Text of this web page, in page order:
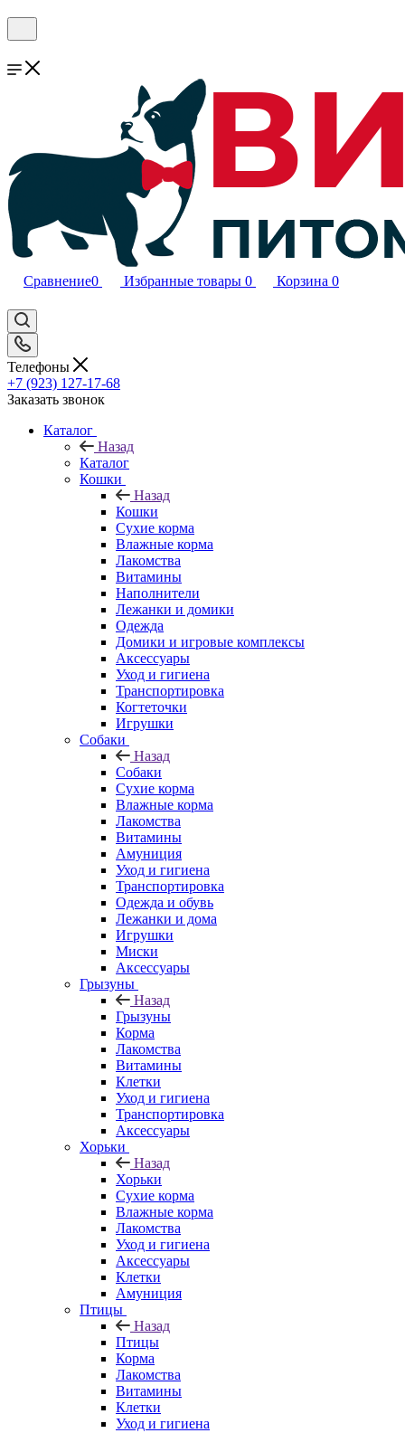
Сравнение0 Избранные товары 0 Корзина 0
Телефоны
+7 (923) 127-17-68
Заказать звонок
Каталог
Назад
Каталог
Кошки
Назад
Кошки
Сухие корма
Влажные корма
Лакомства
Витамины
Наполнители
Лежанки и домики
Одежда
Домики и игровые комплексы
Аксессуары
Уход и гигиена
Транспортировка
Когтеточки
Игрушки
Собаки
Назад
Собаки
Сухие корма
Влажные корма
Лакомства
Витамины
Амуниция
Уход и гигиена
Транспортировка
Одежда и обувь
Лежанки и дома
Игрушки
Миски
Аксессуары
Грызуны
Назад
Грызуны
Корма
Лакомства
Витамины
Клетки
Уход и гигиена
Транспортировка
Аксессуары
Хорьки
Назад
Хорьки
Сухие корма
Влажные корма
Лакомства
Уход и гигиена
Аксессуары
Клетки
Амуниция
Птицы
Назад
Птицы
Корма
Лакомства
Витамины
Клетки
Уход и гигиена